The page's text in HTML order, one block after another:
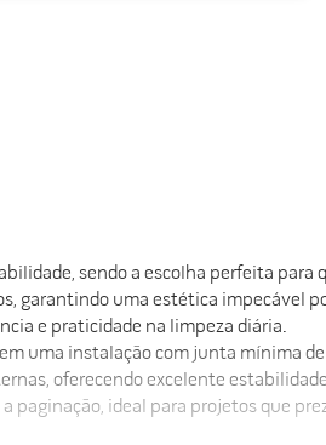
sendo a escolha perfeita
garantindo uma estética impecável
e praticidade na limpeza diária.
uma instalação com junta mínima
oferecendo excelente
paginação, ideal para projetos que